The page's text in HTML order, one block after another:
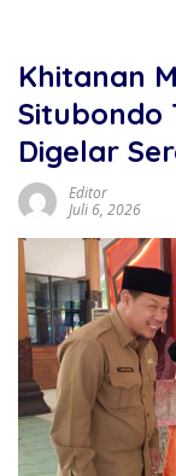
Khitanan
Situbondo
Digelar
Editor
Juli 6, 2026